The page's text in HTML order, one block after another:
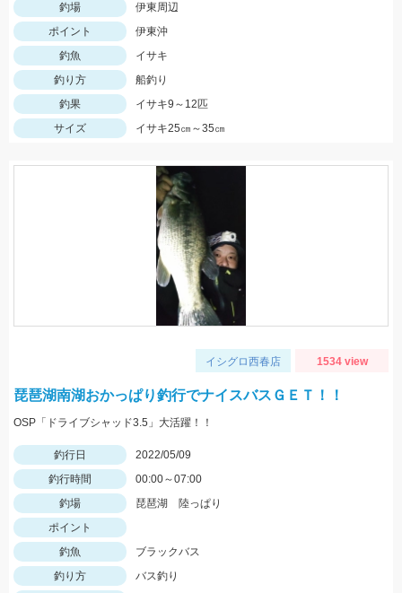
釣場
伊東周辺
ポイント
伊東沖
釣魚
イサキ
釣り方
船釣り
釣果
イサキ9～12匹
サイズ
イサキ25㎝～35㎝
イシグロ西春店 1534 view
琵琶湖南湖おかっぱり釣行でナイスバスＧＥＴ！！
OSP「ドライブシャッド3.5」大活躍！！
釣行日
2022/05/09
釣行時間
00:00～07:00
釣場
琵琶湖 陸っぱり
ポイント
釣魚
ブラックバス
釣り方
バス釣り